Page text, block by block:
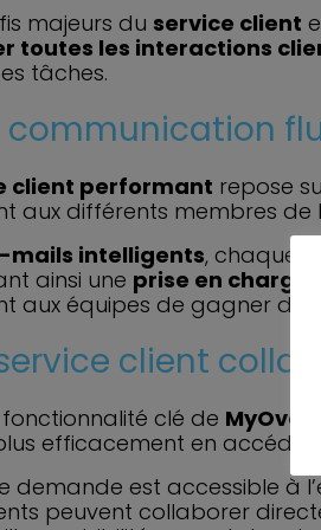
majeurs du service client
toutes les interactions
tâches.
communication
client performant repose
aux différents membres de
mails intelligents, chaque
ainsi une prise en
aux équipes de gagner du
client
clé de
efficacement en
demande est accessible à
peuvent collaborer